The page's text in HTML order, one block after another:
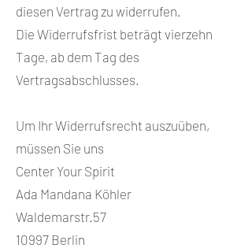
diesen Vertrag zu widerrufen.
Die Widerrufsfrist beträgt vierzehn
Tage, ab dem Tag des
Vertragsabschlusses.
Um Ihr Widerrufsrecht auszuüben,
müssen Sie uns
Center Your Spirit
Ada Mandana Köhler
Waldemarstr.57
10997 Berlin